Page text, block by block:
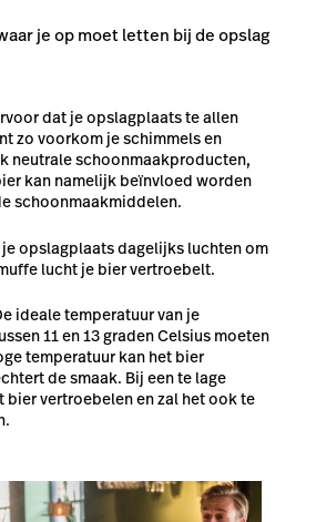
je op moet letten bij de opslag
dat je opslagplaats te allen
zo voorkom je schimmels en
neutrale schoonmaakproducten,
kan namelijk beïnvloed worden
schoonmaakmiddelen.
je opslagplaats dagelijks luchten om
lucht je bier vertroebelt.
ideale temperatuur van je
11 en 13 graden Celsius moeten
temperatuur kan het bier
de smaak. Bij een te lage
bier vertroebelen en zal het ook te